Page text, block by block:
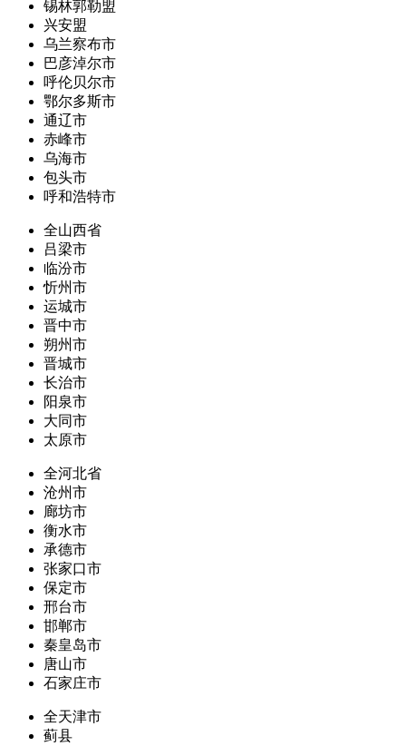
锡林郭勒盟
兴安盟
乌兰察布市
巴彦淖尔市
呼伦贝尔市
鄂尔多斯市
通辽市
赤峰市
乌海市
包头市
呼和浩特市
全山西省
吕梁市
临汾市
忻州市
运城市
晋中市
朔州市
晋城市
长治市
阳泉市
大同市
太原市
全河北省
沧州市
廊坊市
衡水市
承德市
张家口市
保定市
邢台市
邯郸市
秦皇岛市
唐山市
石家庄市
全天津市
蓟县